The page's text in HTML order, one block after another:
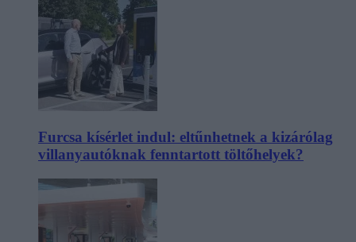
Furcsa kísérlet indul: eltűnhetnek a kizárólag
villanyautóknak fenntartott töltőhelyek?